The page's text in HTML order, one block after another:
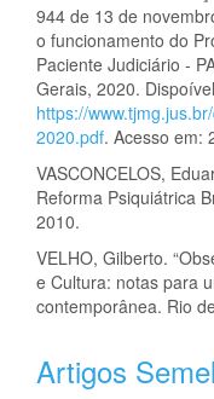
944 de 13 de
o funcionamento do
Paciente Judiciário -
Gerais, 2020.
https://
2020.pdf. Acesso em:
VASCONCELOS,
Reforma Psiquiátrica
2010.
VELHO, Gilberto.
e Cultura: notas para
contemporânea. Rio
Artigos